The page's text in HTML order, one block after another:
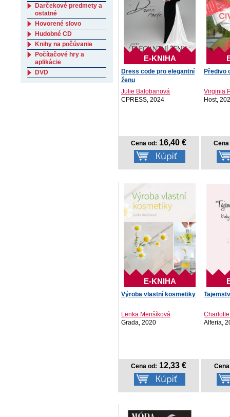
E-KNIHA
Dress code pro elegantní
ženu
Julie Balobanová
CPRESS, 2024
Cena od: 16,40 €
Předivo
Virginia
Host,
E-KNIHA
Výroba vlastní kosmetiky
Lenka Menšíková
Grada, 2020
Cena od: 12,33 €
Alferia,
Darčekové predmety a
ostatné
Hovorené slovo
Hudobné CD
Knihy na počúvanie
Počítačové hry a
aplikácie
DVD